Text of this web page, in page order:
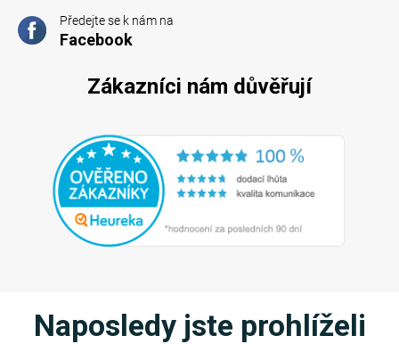
Předejte se k nám na
Facebook
Zákazníci nám důvěřují
Naposledy jste prohlíželi